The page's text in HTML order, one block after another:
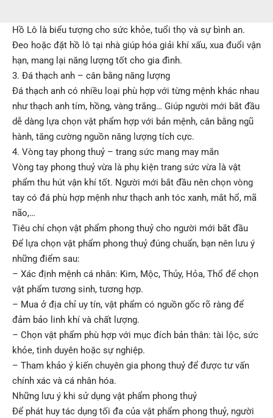
Hồ Lô là biểu tượng cho sức khỏe, tuổi thọ và sự bình an.
Đeo hoặc đặt hồ lô tại nhà giúp hóa giải khí xấu, xua đuổi vận
hạn, mang lại năng lượng tốt cho gia đình.
3. Đá thạch anh – cân bằng năng lượng
Đá thạch anh có nhiều loại phù hợp với từng mệnh khác nhau
như thạch anh tím, hồng, vàng trắng… Giúp người mới bắt đầu
dễ dàng lựa chọn vật phẩm hợp với bản mệnh, cân bằng ngũ
hành, tăng cường nguồn năng lượng tích cực.
4. Vòng tay phong thuỷ – trang sức mang may mắn
Vòng tay phong thuỷ vừa là phụ kiện trang sức vừa là vật
phẩm thu hút vận khí tốt. Người mới bắt đầu nên chọn vòng
tay có đá phù hợp mệnh như thạch anh tóc xanh, mắt hổ, mã
não,…
Tiêu chí chọn vật phẩm phong thuỷ cho người mới bắt đầu
Để lựa chọn vật phẩm phong thuỷ đúng chuẩn, bạn nên lưu ý
những điểm sau:
– Xác định mệnh cá nhân: Kim, Mộc, Thủy, Hỏa, Thổ để chọn
vật phẩm tương sinh, tương hợp.
– Mua ở địa chỉ uy tín, vật phẩm có nguồn gốc rõ ràng để
đảm bảo linh khí và chất lượng.
– Chọn vật phẩm phù hợp với mục đích bản thân: tài lộc, sức
khỏe, tình duyên hoặc sự nghiệp.
– Tham khảo ý kiến chuyên gia phong thuỷ để được tư vấn
chính xác và cá nhân hóa.
Những lưu ý khi sử dụng vật phẩm phong thuỷ
Để phát huy tác dụng tối đa của vật phẩm phong thuỷ, người